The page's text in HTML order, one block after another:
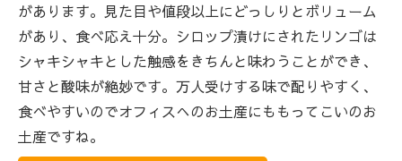
があります。見た目や値段以上にどっしりとボリューム
があり、食べ応え十分。シロップ漬けにされたリンゴは
シャキシャキとした触感をきちんと味わうことができ、
甘さと酸味が絶妙です。万人受けする味で配りやすく、
食べやすいのでオフィスへのお土産にももってこいのお
土産ですね。